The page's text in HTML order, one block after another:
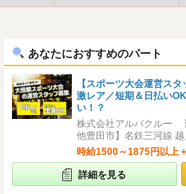
あなたにおすすめのパート
【スポーツ大会運営スタ
激レア／短期＆日払い
い！？
株式会社アルバクルー
他豊田市】名鉄三河線
時給1500～1875円以上
詳細を見る